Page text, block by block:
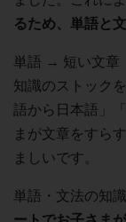
るため、単語と
単語 → 短い文章
知識のストック
語から日本語」
まが文章をすら
ましいです。
単語・文法の知